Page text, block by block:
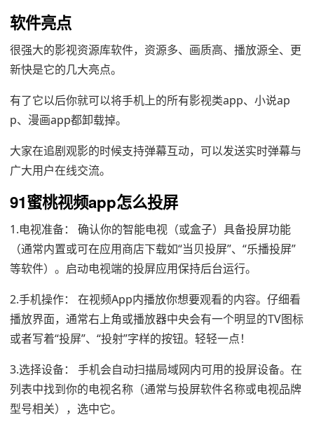
软件亮点
很强大的影视资源库软件，资源多、画质高、播放源全、更
新快是它的几大亮点。
有了它以后你就可以将手机上的所有影视类app、小说ap
p、漫画app都卸载掉。
大家在追剧观影的时候支持弹幕互动，可以发送实时弹幕与
广大用户在线交流。
91蜜桃视频app怎么投屏
1.电视准备： 确认你的智能电视（或盒子）具备投屏功能
（通常内置或可在应用商店下载如“当贝投屏”、“乐播投屏”
等软件）。启动电视端的投屏应用保持后台运行。
2.手机操作： 在视频App内播放你想要观看的内容。仔细看
播放界面，通常右上角或播放器中央会有一个明显的TV图标
或者写着“投屏”、“投射”字样的按钮。轻轻一点！
3.选择设备： 手机会自动扫描局域网内可用的投屏设备。在
列表中找到你的电视名称（通常与投屏软件名称或电视品牌
型号相关），选中它。